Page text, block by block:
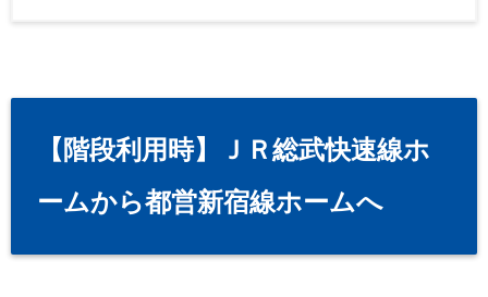
【階段利用時】ＪＲ総武快速線ホ
ームから都営新宿線ホームへ